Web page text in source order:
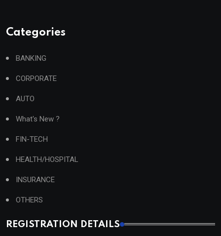
Categories
BANKING
CORPORATE
AUTO
What's New ?
FIN-TECH
HEALTH/HOSPITAL
INSURANCE
OTHERS
REGISTRATION DETAILS